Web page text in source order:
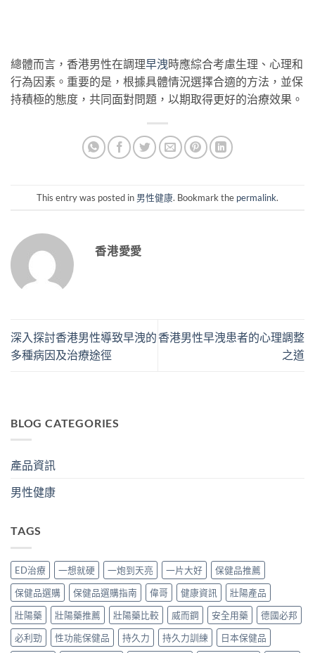
總體而言，香港男性在調理早洩時應綜合考慮生理、心理和
行為因素。重要的是，根據具體情況選擇合適的方法，並保
持積極的態度，共同面對問題，以期取得更好的治療效果。
This entry was posted in 男性健康. Bookmark the permalink.
香港愛愛
深入探討香港男性導致早洩的
多種病因及治療途徑
香港男性早洩患者的心理調整
之道
BLOG CATEGORIES
產品資訊
男性健康
TAGS
ED治療 一想就硬 一炮到天亮 一片大好
保健品推薦
保健品選購
保健品選購指南 偉哥 健康資訊
壯陽產品
壯陽藥
壯陽藥推薦 壯陽藥比較 威而鋼 安全用藥
德國必邦
必利勁
性功能保健品 持久力 持久力訓練
日本保健品